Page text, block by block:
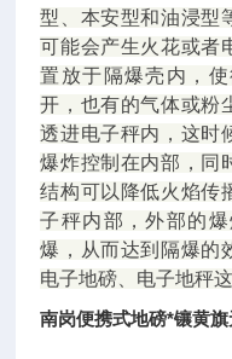
型、本安型和油浸型
可能会产生火花或者
置放于隔爆壳内，
开，也有的气体或粉
透进电子秤内，这时
爆炸控制在内部，同
结构可以降低火焰传
子秤内部，外部的
爆，从而达到隔爆的
电子地磅、电子地秤
南岗便携式地磅*镶黄